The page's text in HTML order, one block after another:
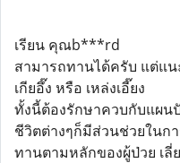
เรียน คุณb***rd
สามารถทานได้ครับ แต่แน
เกียอึ๊ง หรือ เหล่งเอี๊ยง
ทั้งนี้ต้องรักษาควบกับแผน
ชีวิตต่างๆก็มีส่วนช่วยในก
ทานตามหลักของผู้ป่วย เลี่